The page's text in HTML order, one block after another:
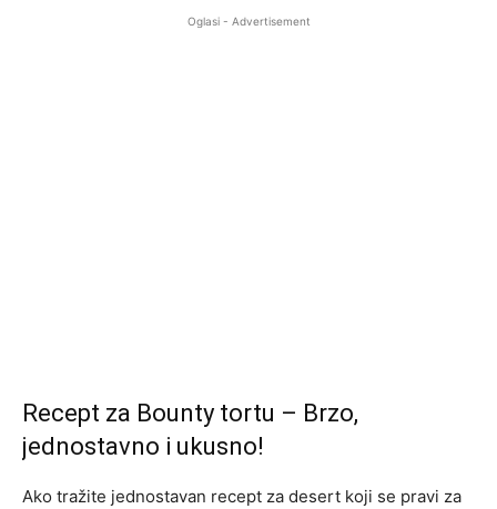
Oglasi - Advertisement
Recept za Bounty tortu – Brzo,
jednostavno i ukusno!
Ako tražite jednostavan recept za desert koji se pravi za